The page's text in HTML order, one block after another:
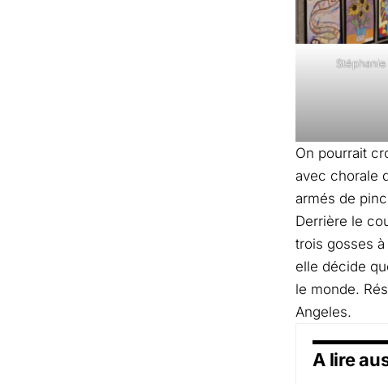
On pourrait
avec chorale
armés de
Derrière le
trois gosses
elle décide
le monde.
Angeles.
A lire